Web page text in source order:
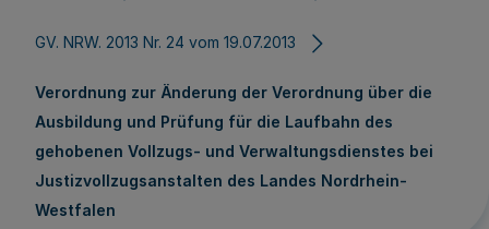
GV. NRW. 2013 Nr. 24 vom 19.07.2013
Verordnung zur Änderung der Verordnung über die
Ausbildung und Prüfung für die Laufbahn des
gehobenen Vollzugs- und Verwaltungsdienstes bei
Justizvollzugsanstalten des Landes Nordrhein-
Westfalen